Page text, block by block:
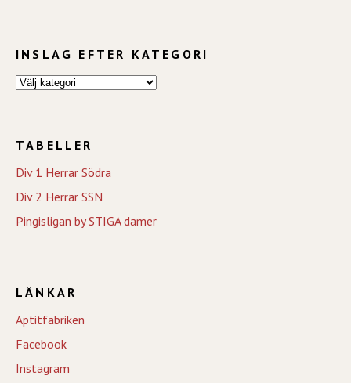
INSLAG EFTER KATEGORI
TABELLER
Div 1 Herrar Södra
Div 2 Herrar SSN
Pingisligan by STIGA damer
LÄNKAR
Aptitfabriken
Facebook
Instagram